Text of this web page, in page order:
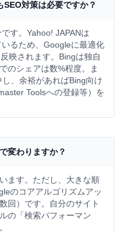
対策は必要ですか？
す。Yahoo! JAPANは
るため、Googleに最適化
映されます。Bingは独自
のシェアは数%程度。ま
、余裕があればBing向け
Toolsへの登録等）を
変わりますか？
ます。ただし、大きな順
のコアアルゴリズムアッ
回）です。自分のサイト
の「検索パフォーマン